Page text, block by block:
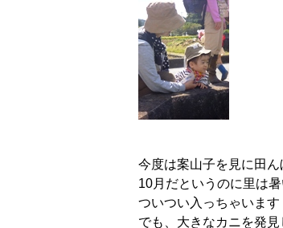
今度は案山子を見に田ん
10月だというのに里は
ついつい入っちゃいます
でも、大きなカニを発見